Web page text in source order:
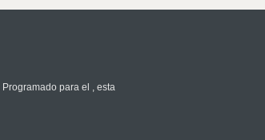
Programado para el , esta